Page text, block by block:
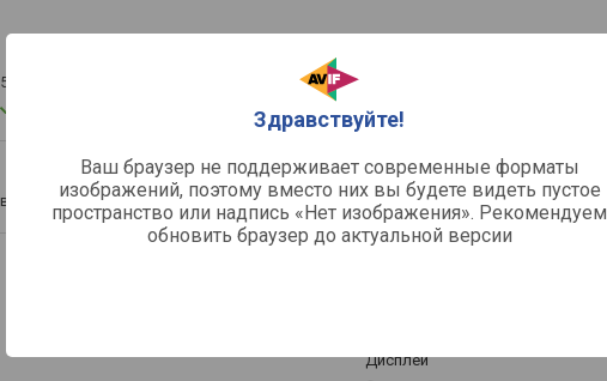
Здравствуйте!
Ваш браузер не поддерживает современные форматы
изображений, поэтому вместо них вы будете видеть пустое
пространство или надпись «Нет изображения». Рекомендуем
обновить браузер до актуальной версии
54 шт
внутреннее освещение
Температурных зон
Тип охлаждения
Дверь
Кол-во полок
Материал полок
Дисплей